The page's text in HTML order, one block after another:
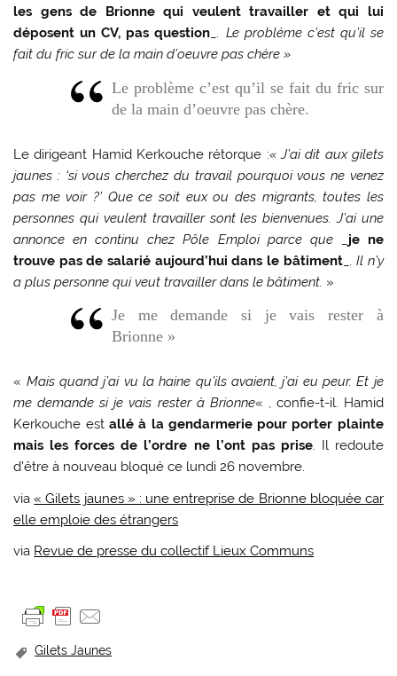
les gens de Brionne qui veulent travailler et qui lui
déposent un CV, pas question _. Le problème c’est qu’il se
fait du fric sur de la main d’oeuvre pas chère »
Le problème c’est qu’il se fait du fric sur
de la main d’oeuvre pas chère.
Le dirigeant Hamid Kerkouche rétorque :« J’ai dit aux gilets
jaunes : ‘si vous cherchez du travail pourquoi vous ne venez
pas me voir ?’ Que ce soit eux ou des migrants, toutes les
personnes qui veulent travailler sont les bienvenues. J’ai une
annonce en continu chez Pôle Emploi parce que_ je ne
trouve pas de salarié aujourd’hui dans le bâtiment_ . Il n’y
a plus personne qui veut travailler dans le bâtiment. »
Je me demande si je vais rester à
Brionne »
« Mais quand j’ai vu la haine qu’ils avaient, j’ai eu peur. Et je
me demande si je vais rester à Brionne« , confie-t-il. Hamid
Kerkouche est allé à la gendarmerie pour porter plainte
mais les forces de l’ordre ne l’ont pas prise. Il redoute
d’être à nouveau bloqué ce lundi 26 novembre.
via« Gilets jaunes » : une entreprise de Brionne bloquée car
elle emploie des étrangers
via Revue de presse du collectif Lieux Communs
Gilets Jaunes